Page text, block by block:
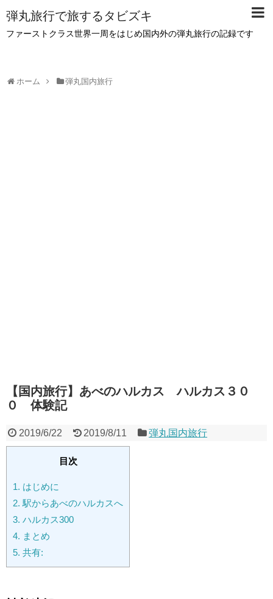
弾丸旅行で旅するタビズキ
ファーストクラス世界一周をはじめ国内外の弾丸旅行の記録です
ホーム 弾丸国内旅行
【国内旅行】あべのハルカス ハルカス３０
０ 体験記
2019/6/22 2019/8/11 弾丸国内旅行
目次
1. はじめに
2. 駅からあべのハルカスへ
3. ハルカス300
4. まとめ
5. 共有: